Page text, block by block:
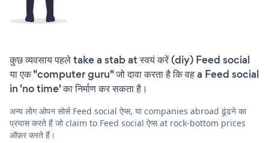
कुछ व्यवसाय पहले take a stab at स्वयं करें (diy) Feed social
या एक "computer guru" जो दावा करता है कि वह a Feed social
in 'no time' का निर्माण कर सकता है।
अन्य लोग ओपन सोर्स Feed social ऐप्स, या companies abroad ढूंढने का
प्रयास करते हैं जो claim to Feed social ऐप्स at rock-bottom prices
ऑफ़र करते हैं।